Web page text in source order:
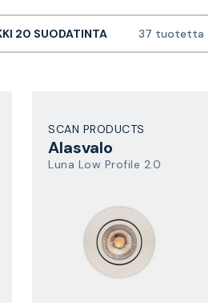
20 SUODATINTA 37 tuotetta
SCAN PRODUCTS
Alasvalo
Luna Low Profile 2.0